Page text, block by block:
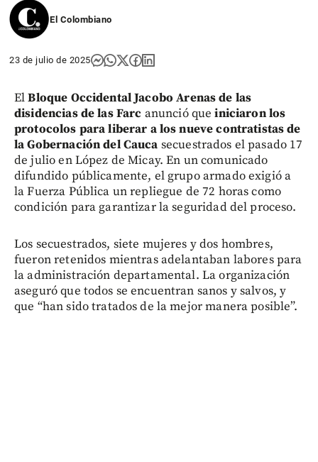
El Colombiano
23 de julio de 2025
ElBloque Occidental Jacobo Arenas de las
disidencias de las Farc anunció queiniciaron los
protocolos para liberar a los nueve contratistas de
la Gobernación del Cauca secuestrados el pasado 17
de julio en López de Micay. En un comunicado
difundido públicamente, el grupo armado exigió a
la Fuerza Pública un repliegue de 72 horas como
condición para garantizar la seguridad del proceso.
Los secuestrados, siete mujeres y dos hombres,
fueron retenidos mientras adelantaban labores para
la administración departamental. La organización
aseguró que todos se encuentran sanos y salvos, y
que “han sido tratados de la mejor manera posible”.